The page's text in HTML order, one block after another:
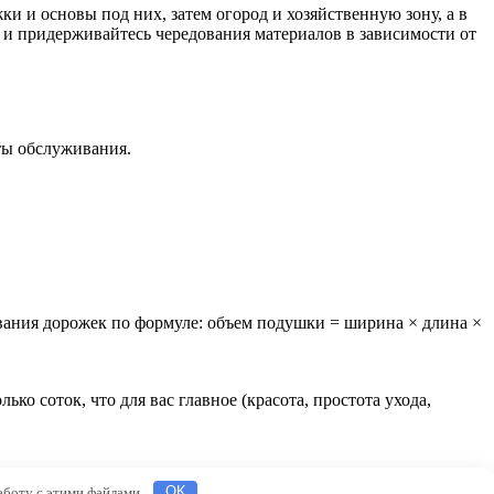
и основы под них, затем огород и хозяйственную зону, а в
придерживайтесь чередования материалов в зависимости от
обслуживания.
дорожек по формуле: объем подушки = ширина × длина ×
соток, что для вас главное (красота, простота ухода,